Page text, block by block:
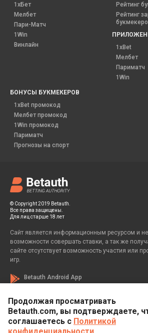
Продолжая просматривать
Betauth.com, вы подтверждаете,
соглашаетесь c Политикой
© Copyright 2019 Betauth.
Все права защищены.
Для лиц старше 18 лет
Сайт является информационным ресурсом и
возможности совершать ставки, а так же
сайте отсутствует возможность участия или
игр.
Betauth Android App
1хБет
Мелбет
Пари-Матч
1Win
Винлайн
Рейтинг
Рейтинг
1xBet
Мелбет
Париматч
1Win
БОНУСЫ БУКМЕКЕРОВ
1xBet промокод
Мелбет промокод
1Win промокод
Париматч
Прогнозы на спорт
Если вы заметили у себя признаки зависимости
всегда можете обратиться за помощью к